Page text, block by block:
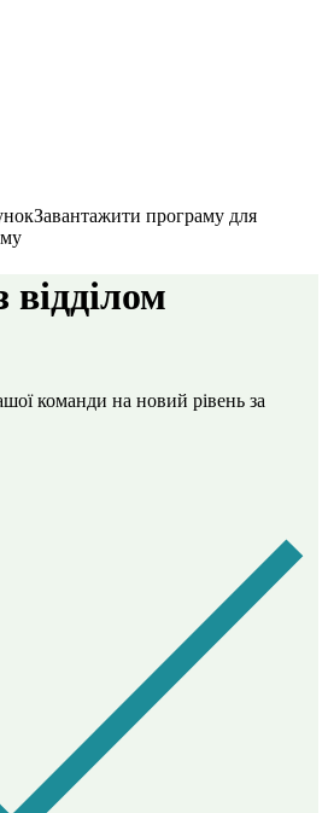
Завантажити програму для
відділом
команди на новий рівень за